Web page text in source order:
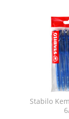
Stabilo